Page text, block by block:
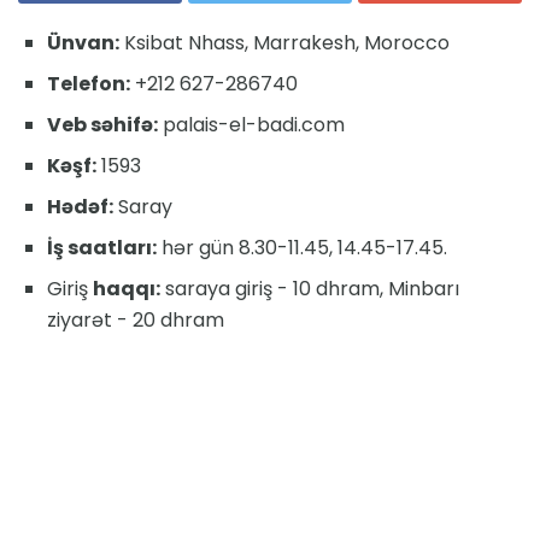
Ünvan: Ksibat Nhass, Marrakesh, Morocco
Telefon: +212 627-286740
Veb səhifə: palais-el-badi.com
Kəşf:1593
Hədəf:Saray
İş saatları: hər gün 8.30-11.45, 14.45-17.45.
Giriş haqqı:saraya giriş - 10 dhram, Minbarı
ziyarət - 20 dhram